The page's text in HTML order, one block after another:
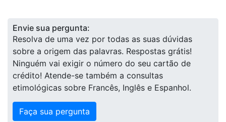
Envie sua pergunta:
Resolva de uma vez por todas as suas dúvidas
sobre a origem das palavras. Respostas grátis!
Ninguém vai exigir o número do seu cartão de
crédito! Atende-se também a consultas
etimológicas sobre Francês, Inglês e Espanhol.
Faça sua pergunta